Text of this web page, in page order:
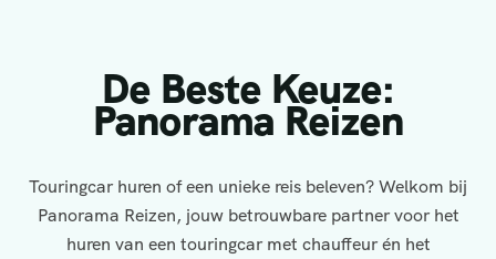
De Beste Keuze:
Panorama Reizen
Touringcar huren of een unieke reis beleven? Welkom bij
Panorama Reizen, jouw betrouwbare partner voor het
huren van een touringcar met chauffeur én het